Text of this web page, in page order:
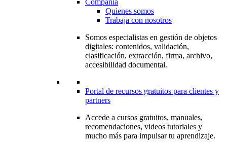
Compañía
Quienes somos
Trabaja con nosotros
Somos especialistas en gestión de objetos
digitales: contenidos, validación,
clasificación, extracción, firma, archivo,
accesibilidad documental.
Portal de recursos gratuitos para clientes y
partners
Accede a cursos gratuitos, manuales,
recomendaciones, videos tutoriales y
mucho más para impulsar tu aprendizaje.